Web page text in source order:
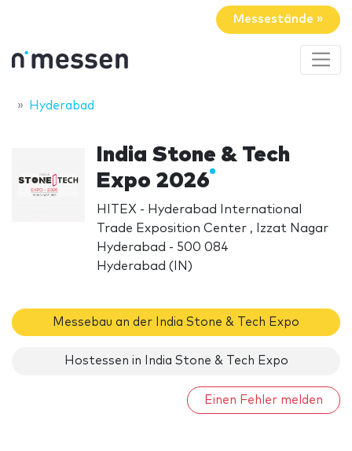
Messestände »
Hyderabad
India Stone & Tech
Expo 2026
HITEX - Hyderabad International
Trade Exposition Center , Izzat Nagar
Hyderabad - 500 084
Hyderabad (IN)
Messebau an der India Stone & Tech Expo
Hostessen in India Stone & Tech Expo
Einen Fehler melden